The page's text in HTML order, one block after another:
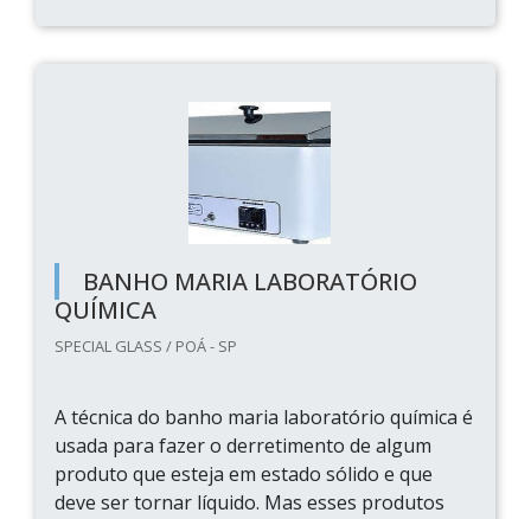
BANHO MARIA LABORATÓRIO
QUÍMICA
SPECIAL GLASS / POÁ - SP
A técnica do banho maria laboratório química é
usada para fazer o derretimento de algum
produto que esteja em estado sólido e que
deve ser tornar líquido. Mas esses produtos